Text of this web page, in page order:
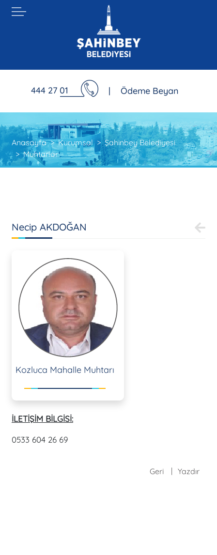
444 27 01 | Ödeme Beyan
Anasayfa Kurumsal
Şahinbey Belediyesi
Muhtarlar
Necip AKDOĞAN
Kozluca Mahalle Muhtarı
İLETİŞİM BİLGİSİ:
0533 604 26 69
Geri Yazdır